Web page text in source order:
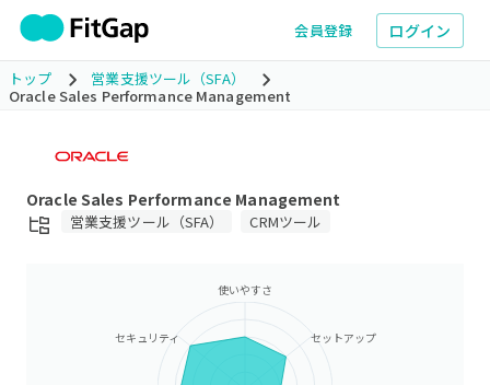
会員登録 ログイン
トップ
営業支援ツール（SFA）
Oracle Sales Performance Management
Oracle Sales Performance Management
営業支援ツール（SFA） CRMツール
使いやすさ
セットアップ
セキュリティ